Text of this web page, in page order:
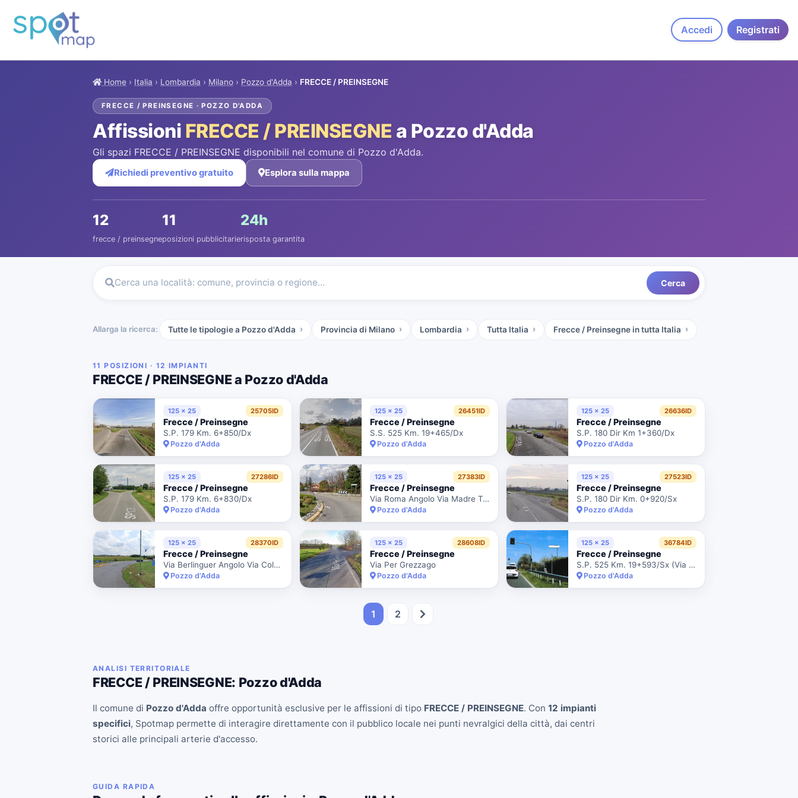
Accedi Registrati
Home › Italia › Lombardia › Milano › Pozzo d'Adda › FRECCE / PREINSEGNE
FRECCE / PREINSEGNE · POZZO D'ADDA
Affissioni FRECCE / PREINSEGNE a Pozzo d'Adda
Gli spazi FRECCE / PREINSEGNE disponibili nel comune di Pozzo d'Adda.
Richiedi preventivo gratuito Esplora sulla mappa
12
frecce / preinsegne
11
posizioni pubblicitarie
24h
risposta garantita
Cerca una località: comune, provincia o regione… Cerca
Allarga la ricerca: Tutte le tipologie a Pozzo d'Adda Provincia di Milano Lombardia Tutta Italia Frecce / Preinsegnein tutta Italia
11 POSIZIONI · 12 IMPIANTI
FRECCE / PREINSEGNE a Pozzo d'Adda
125 x 25 25705ID
Frecce / Preinsegne
S.P. 179 Km. 6+850/Dx
Pozzo d'Adda
125 x 25 26451ID
Frecce / Preinsegne
S.S. 525 Km. 19+465/Dx
Pozzo d'Adda
125 x 25 26636ID
Frecce / Preinsegne
S.P. 180 Dir Km 1+360/Dx
Pozzo d'Adda
125 x 25 27286ID
Frecce / Preinsegne
S.P. 179 Km. 6+830/Dx
Pozzo d'Adda
125 x 25 27383ID
Frecce / Preinsegne
Via Roma Angolo Via Madre Teresa Di Calcutta
Pozzo d'Adda
125 x 25 27523ID
Frecce / Preinsegne
S.P. 180 Dir Km. 0+920/Sx
Pozzo d'Adda
125 x 25 28370ID
Frecce / Preinsegne
Via Berlinguer Angolo Via Colombo
Pozzo d'Adda
125 x 25 28608ID
Frecce / Preinsegne
Via Per Grezzago
Pozzo d'Adda
125 x 25 36784ID
Frecce / Preinsegne
S.P. 525 Km. 19+593/Sx (Via Roma)
Pozzo d'Adda
1 2
ANALISI TERRITORIALE
FRECCE / PREINSEGNE: Pozzo d'Adda
Il comune di Pozzo d'Adda offre opportunità esclusive per le affissioni di tipo FRECCE / PREINSEGNE. Con 12 impianti
specifici, Spotmap permette di interagire direttamente con il pubblico locale nei punti nevralgici della città, dai centri
storici alle principali arterie d'accesso.
GUIDA RAPIDA